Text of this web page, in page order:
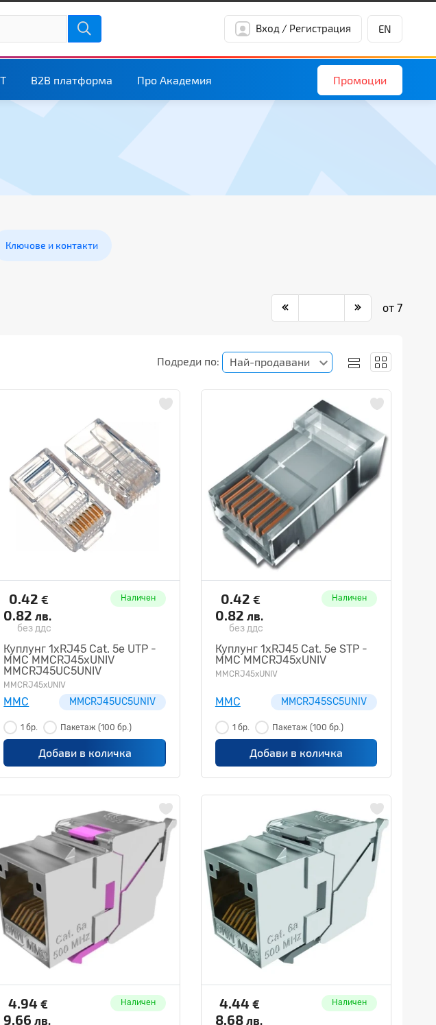
Вход / Регистрация EN
B2B платформа Про Академия Промоции
Ключове и контакти
от 7
Подреди по: Най-продавани
0.42€
0.82 лв.
без ддс
Наличен
Куплунг 1xRJ45 Cat. 5e UTP -
MMC MMCRJ45xUNIV
MMCRJ45UC5UNIV
MMCRJ45xUNIV
MMC MMCRJ45UC5UNIV
1 бр. Пакетаж(100 бр.)
Добави в количка
0.42 €
0.82 лв.
без ддс
Наличен
Куплунг 1xRJ45 Cat. 5e STP -
MMC MMCRJ45xUNIV
MMCRJ45xUNIV
MMC MMCRJ45SC5UNIV
1 бр. Пакетаж (100 бр.)
Добави в количка
4.94€
9.66лв.
Наличен 4.44 €
8.68 лв.
Наличен